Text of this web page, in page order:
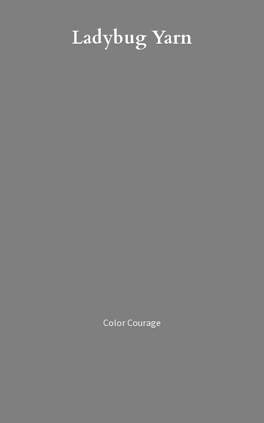
Ladybug Yarn
Color Courage